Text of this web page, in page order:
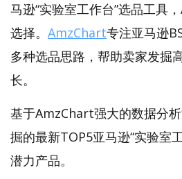
马逊“实验室工作台”选品工具
选择。 AmzChart专注亚马逊
多种选品思路，帮助卖家发掘
长。
基于AmzChart强大的数据分
掘的最新TOP5亚马逊“实验室
潜力产品。